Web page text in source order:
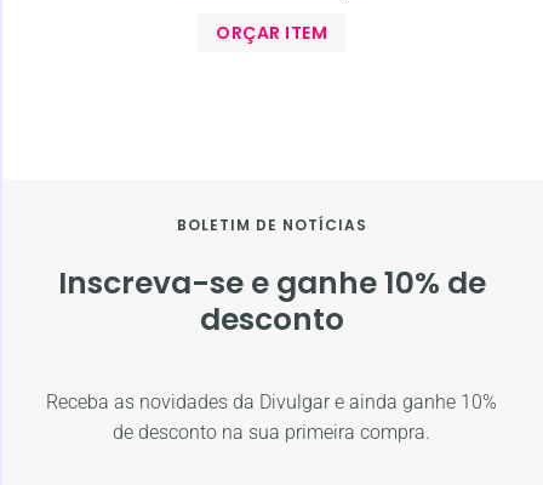
ORÇAR ITEM
BOLETIM DE NOTÍCIAS
Inscreva-se e ganhe 10% de
desconto
Receba as novidades da Divulgar e ainda ganhe 10%
de desconto na sua primeira compra.